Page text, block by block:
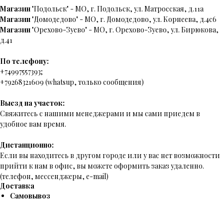
Магазин"Подольск" - МО, г. Подольск, ул. Матросская, д.11а
Магазин"Домодедово" - МО, г. Домодедово, ул. Корнеева, д.4с6
Магазин"Орехово-Зуево" - МО, г. Орехово-Зуево, ул. Бирюкова,
д.41
По телефону:
+74997557393;
+79268321609 (whatsup, только сообщения)
Выезд на участок:
Свяжитесь с нашими менеджерами и мы сами приедем в
удобное вам время.
Дистанционно:
Если вы находитесь в другом городе или у вас нет возможности
прийти к нам в офис, вы можете оформить заказ удаленно.
(телефон, мессенджеры, e-mail)
Доставка
Самовывоз